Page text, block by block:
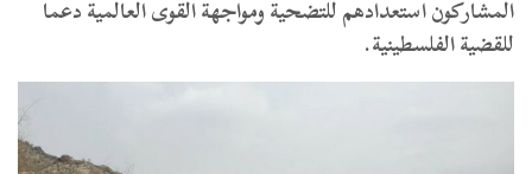
المشاركون استعدادهم للتضحية ومواجهة القوى العالمية دعما
للقضية الفلسطينية.